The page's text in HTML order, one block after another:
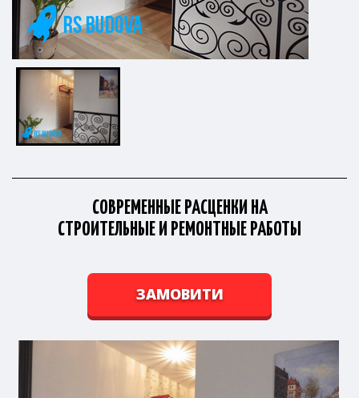
СОВРЕМЕННЫЕ РАСЦЕНКИ НА
СТРОИТЕЛЬНЫЕ И РЕМОНТНЫЕ РАБОТЫ
ЗАМОВИТИ